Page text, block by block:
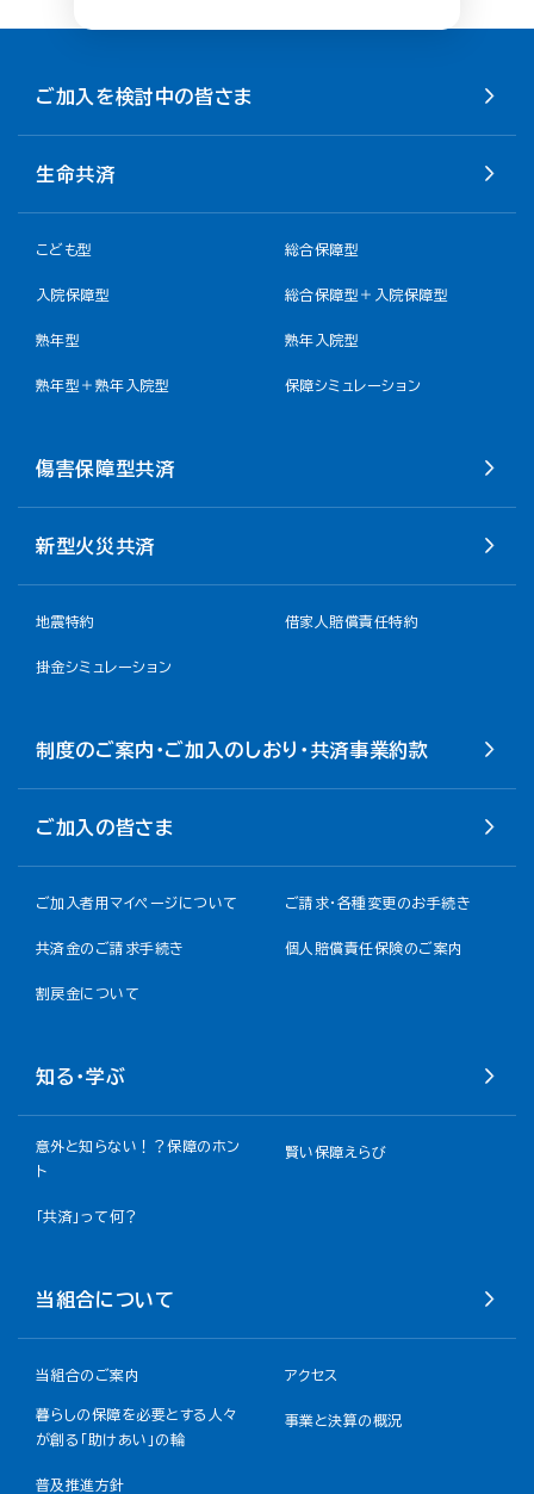
ご加入を検討中の皆さま
生命共済
こども型 総合保障型
入院保障型 総合保障型＋入院保障型
熟年型 熟年入院型
熟年型＋熟年入院型 保障シミュレーション
傷害保障型共済
新型火災共済
地震特約 借家人賠償責任特約
掛金シミュレーション
制度のご案内・ご加入のしおり・共済事業約款
ご加入の皆さま
ご加入者用マイページについて ご請求・各種変更のお手続き
共済金のご請求手続き 個人賠償責任保険のご案内
割戻金について​
知る・学ぶ
意外と知らない！？保障のホン
ト
賢い保障えらび
「共済」って何？
当組合について
当組合のご案内 アクセス
暮らしの保障を必要とする人々
が創る「助けあい」の輪
事業と決算の概況
普及推進方針